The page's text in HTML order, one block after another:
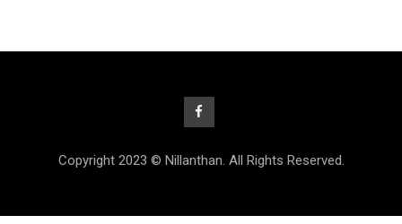
Copyright 2023 © Nillanthan. All Rights Reserved.